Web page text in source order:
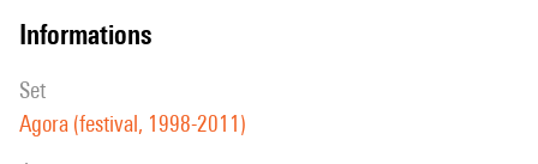
informations
set
Agora (festival, 1998-2011)